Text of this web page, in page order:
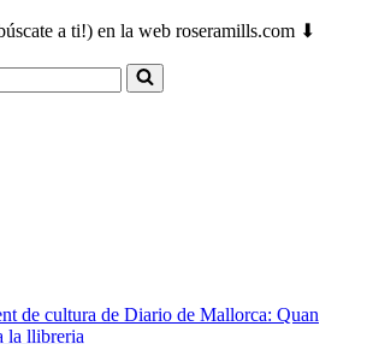
a ti!) en la web roseramills.com ⬇
de cultura de Diario de Mallorca: Quan
la llibreria